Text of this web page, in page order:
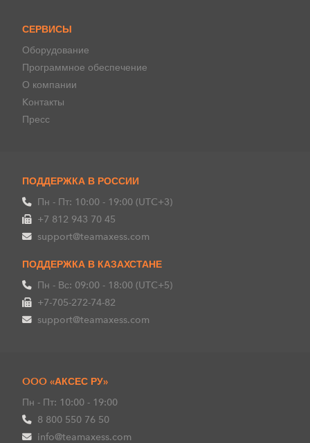
СЕРВИСЫ
Оборудование
Программное обеспечение
О компании
Kонтакты
Пресс
ПОДДЕРЖКА В РОССИИ
Пн - Пт: 10:00 - 19:00 (UTC+3)
+7 812 943 70 45
support@teamaxess.com
ПОДДЕРЖКА В КАЗАХСТАНЕ
Пн - Вс: 09:00 - 18:00 (UTC+5)
+7-705-272-74-82
support@teamaxess.com
OOO «АКСЕС РУ»
Пн - Пт: 10:00 - 19:00
8 800 550 76 50
info@teamaxess.com